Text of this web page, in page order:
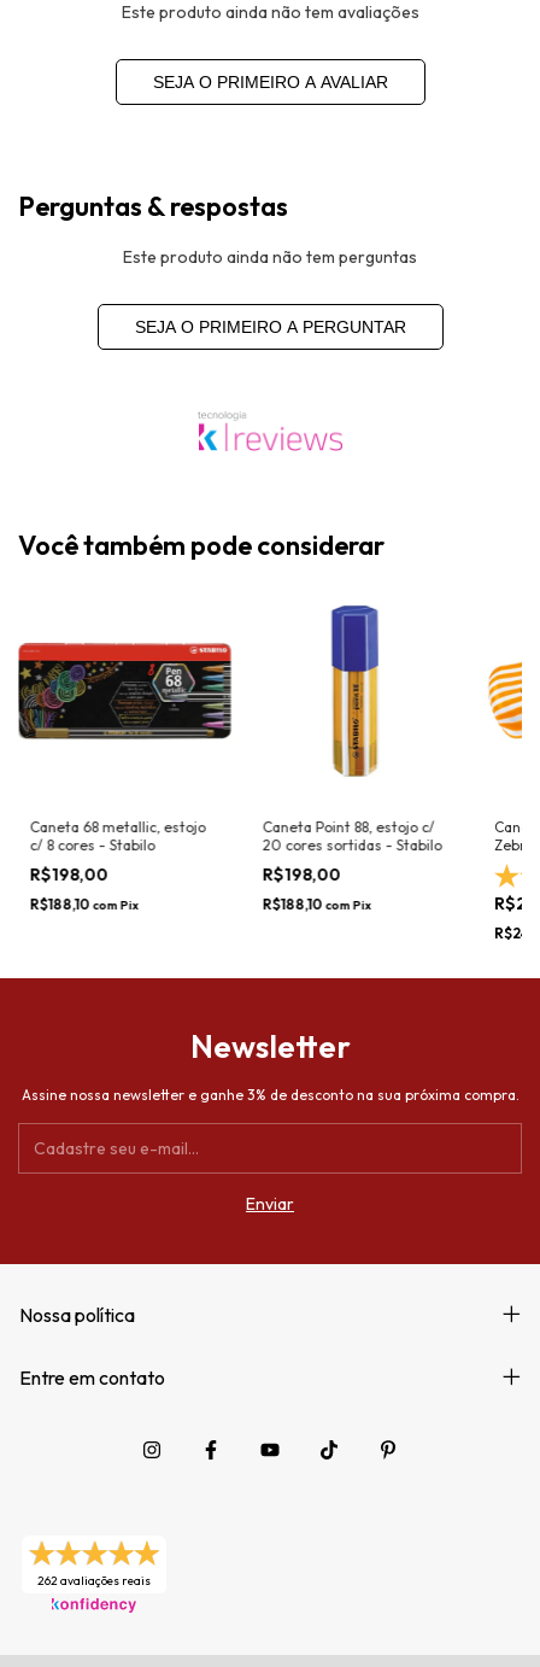
Este produto ainda não tem avaliações
SEJA O PRIMEIRO A AVALIAR
Perguntas & respostas
Este produto ainda não tem perguntas
SEJA O PRIMEIRO A PERGUNTAR
Você também pode considerar
Caneta 68 metallic, estojo
c/ 8 cores - Stabilo
R$198,00
R$188,10 com Pix
Caneta Point 88, estojo c/
20 cores sortidas - Stabilo
R$198,00
R$188,10 com Pix
Newsletter
Assine nossa newsletter e ganhe 3% de desconto na sua próxima compra.
Nossa política
Entre em contato
262 avaliações reais